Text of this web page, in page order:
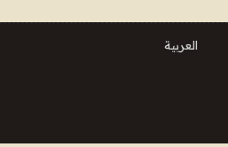
العربية